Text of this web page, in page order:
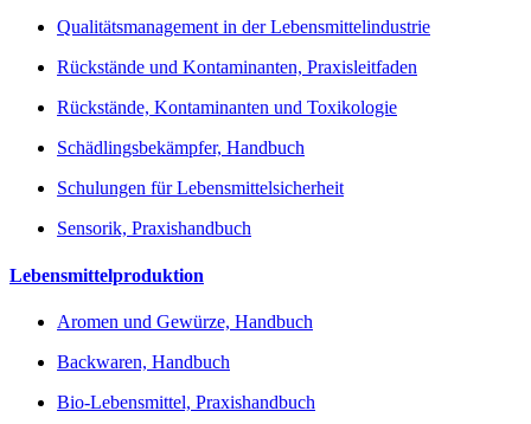
Qualitätsmanagement in der Lebensmittelindustrie
Rückstände und Kontaminanten, Praxisleitfaden
Rückstände, Kontaminanten und Toxikologie
Schädlingsbekämpfer, Handbuch
Schulungen für Lebensmittelsicherheit
Sensorik, Praxishandbuch
Lebensmittelproduktion
Aromen und Gewürze, Handbuch
Backwaren, Handbuch
Bio-Lebensmittel, Praxishandbuch